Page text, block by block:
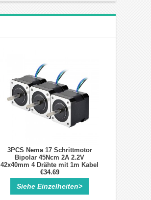
3PCS Nema 17 Schrittmotor
Bipolar 45Ncm 2A 2.2V
42x40mm 4 Drähte mit 1m Kabel
und Stecker
€34.69
Siehe Einzelheiten>